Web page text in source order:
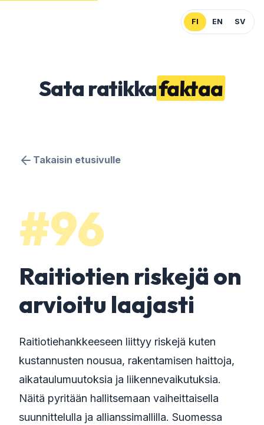
FI EN SV
Sata ratikkafaktaa
Takaisin etusivulle
#96
Raitiotien riskejä on
arvioitu laajasti
Raitiotiehankkeeseen liittyy riskejä kuten
kustannusten nousua, rakentamisen haittoja,
aikataulumuutoksia ja liikennevaikutuksia.
Näitä pyritään hallitsemaan vaiheittaisella
suunnittelulla ja allianssimallilla. Suomessa